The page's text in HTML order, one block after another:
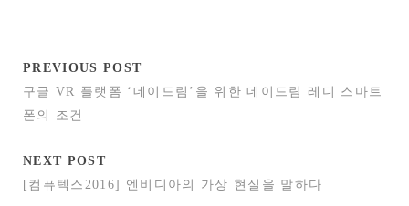
PREVIOUS POST
구글 VR 플랫폼 ‘데이드림’을 위한 데이드림 레디 스마트
폰의 조건
NEXT POST
[컴퓨텍스2016] 엔비디아의 가상 현실을 말하다